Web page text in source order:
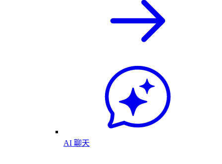
AI 聊天